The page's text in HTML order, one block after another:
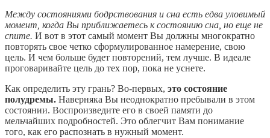
Между состояниями бодрствования и сна есть едва уловимый
момент, когда Вы приближаетесь к состоянию сна, но еще не
спите. И вот в этот самый момент Вы должны многократно
повторять свое четко сформулированное намерение, свою
цель. И чем больше будет повторений, тем лучше. В идеале
проговаривайте цель до тех пор, пока не уснете.
Как определить эту грань? Во-первых, это состояние
полудремы. Наверняка Вы неоднократно пребывали в этом
состоянии. Воспроизведите его в своей памяти до
мельчайших подробностей. Это облегчит Вам понимание
того, как его распознать в нужный момент.